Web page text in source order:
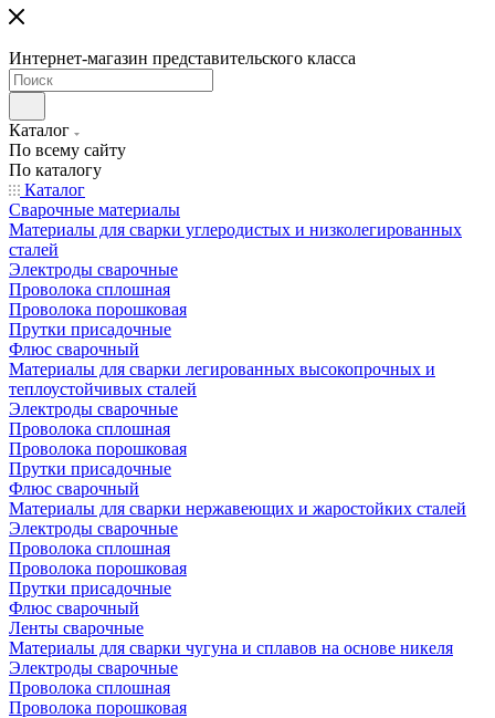
Интернет-магазин представительского класса
Каталог
По всему сайту
По каталогу
Каталог
Сварочные материалы
Материалы для сварки углеродистых и низколегированных
сталей
Электроды сварочные
Проволока сплошная
Проволока порошковая
Прутки присадочные
Флюс сварочный
Материалы для сварки легированных высокопрочных и
теплоустойчивых сталей
Электроды сварочные
Проволока сплошная
Проволока порошковая
Прутки присадочные
Флюс сварочный
Материалы для сварки нержавеющих и жаростойких сталей
Электроды сварочные
Проволока сплошная
Проволока порошковая
Прутки присадочные
Флюс сварочный
Ленты сварочные
Материалы для сварки чугуна и сплавов на основе никеля
Электроды сварочные
Проволока сплошная
Проволока порошковая